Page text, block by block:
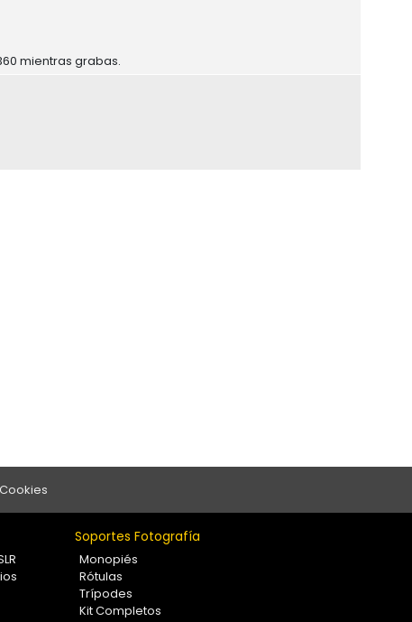
mientras grabas.
Soportes Fotografía
Monopiés
Rótulas
Trípodes
Kit Completos